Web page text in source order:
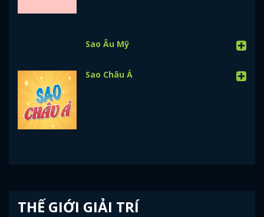
Sao Âu Mỹ
Sao Châu Á
THẾ GIỚI GIẢI TRÍ